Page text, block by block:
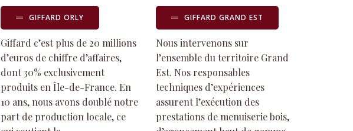
GIFFARD ORLY
Giffard c’est plus de 20 millions
d’euros de chiffre d’affaires,
dont 30% exclusivement
produits en Île-de-France. En
10 ans, nous avons doublé notre
part de production locale, ce
GIFFARD GRAND EST
Nous intervenons sur
l’ensemble du territoire Grand
Est. Nos responsables
techniques d’expériences
assurent l’exécution des
prestations de menuiserie bois,